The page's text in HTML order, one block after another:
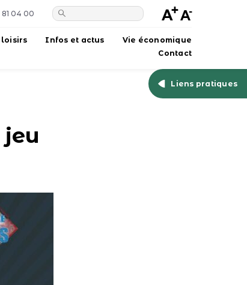
04 00
loisirs Infos et actus
Vie économique
Contact
Liens pratiques